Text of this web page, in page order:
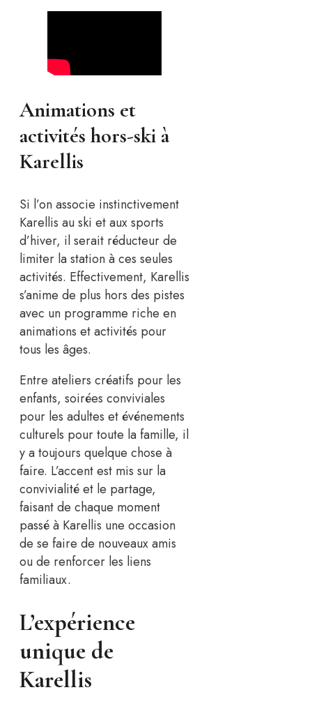
Animations et
activités hors-ski à
Karellis
Si l’on associe instinctivement
Karellis au ski et aux sports
d’hiver, il serait réducteur de
limiter la station à ces seules
activités. Effectivement, Karellis
s’anime de plus hors des pistes
avec un programme riche en
animations et activités pour
tous les âges.
Entre ateliers créatifs pour les
enfants, soirées conviviales
pour les adultes et événements
culturels pour toute la famille, il
y a toujours quelque chose à
faire. L’accent est mis sur la
convivialité et le partage,
faisant de chaque moment
passé à Karellis une occasion
de se faire de nouveaux amis
ou de renforcer les liens
familiaux.
L’expérience
unique de
Karellis